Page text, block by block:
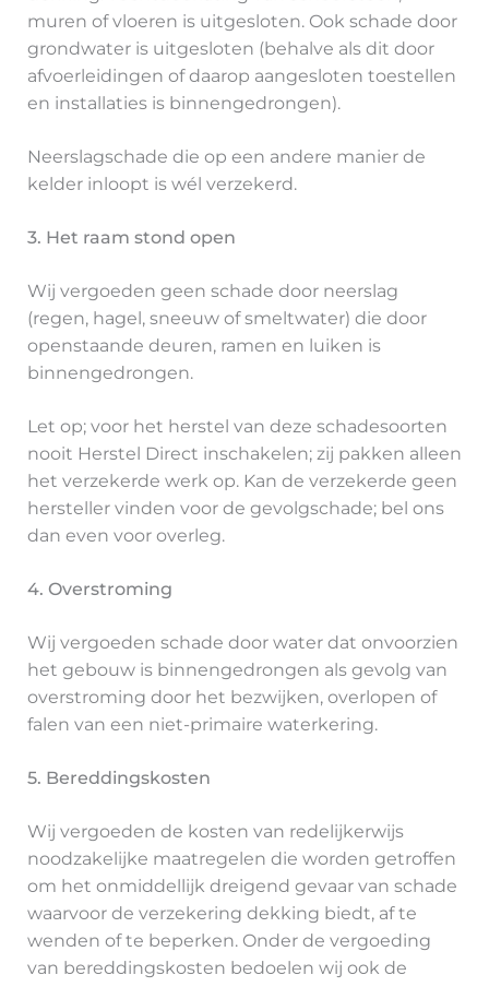
muren of vloeren is uitgesloten. Ook schade door
grondwater is uitgesloten (behalve als dit door
afvoerleidingen of daarop aangesloten toestellen
en installaties is binnengedrongen).
Neerslagschade die op een andere manier de
kelder inloopt is wél verzekerd.
3. Het raam stond open
Wij vergoeden geen schade door neerslag
(regen, hagel, sneeuw of smeltwater) die door
openstaande deuren, ramen en luiken is
binnengedrongen.
Let op; voor het herstel van deze schadesoorten
nooit Herstel Direct inschakelen; zij pakken alleen
het verzekerde werk op. Kan de verzekerde geen
hersteller vinden voor de gevolgschade; bel ons
dan even voor overleg.
4. Overstroming
Wij vergoeden schade door water dat onvoorzien
het gebouw is binnengedrongen als gevolg van
overstroming door het bezwijken, overlopen of
falen van een niet-primaire waterkering.
5. Bereddingskosten
Wij vergoeden de kosten van redelijkerwijs
noodzakelijke maatregelen die worden getroffen
om het onmiddellijk dreigend gevaar van schade
waarvoor de verzekering dekking biedt, af te
wenden of te beperken. Onder de vergoeding
van bereddingskosten bedoelen wij ook de